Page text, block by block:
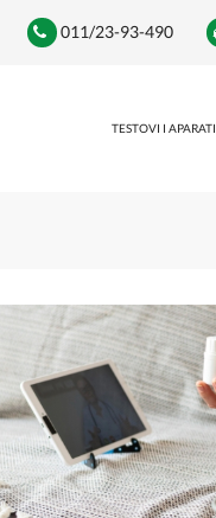
011/23-93-490
TESTOVI I APARATI